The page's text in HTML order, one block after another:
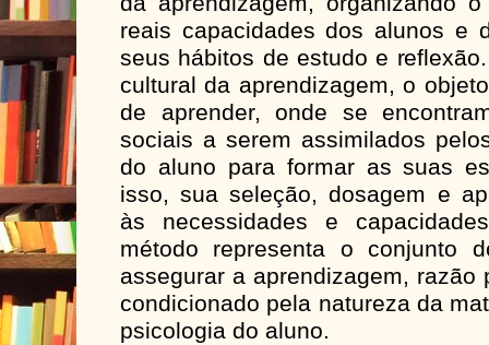
reais capacidades dos alunos e
seus hábitos de estudo e
cultural da aprendizagem, o
de aprender, onde se
sociais a serem assimilados
do aluno para formar as suas
isso, sua seleção, dosagem e
às necessidades e
método representa o conjunto
assegurar a aprendizagem, razão
condicionado pela natureza da
psicologia do aluno.